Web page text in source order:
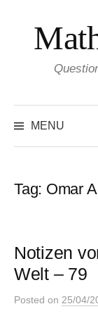
content
MENU
Tag: Omar
Notizen
Welt – 79
Posted on 25/04/